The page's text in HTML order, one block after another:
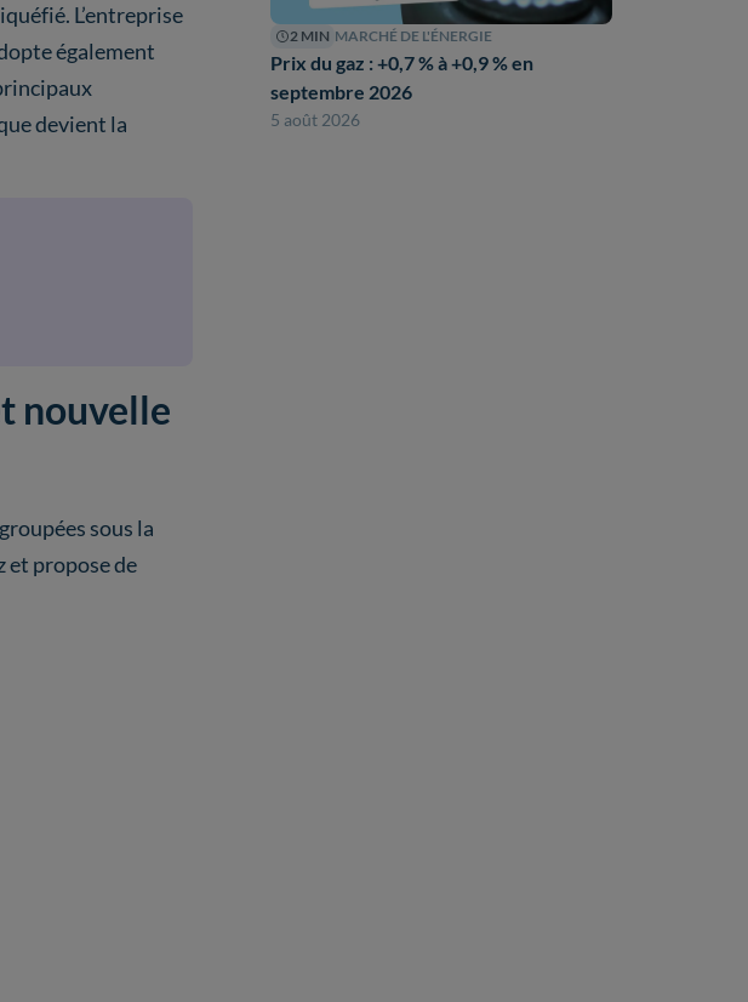
L’entreprise
également
devient la
nouvelle
sous la
et propose de
2 MIN MARCHÉ DE L'ÉNERGIE
Prix du gaz : +0,7 % à +0,9 % en
septembre 2026
5 août 2026